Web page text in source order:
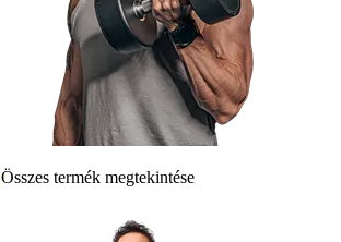
Összes termék megtekintése